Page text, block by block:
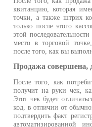
квитанцию, которая
точки, а также штрих
только после этого
этой
место в торговой
после того, как вы
Продажа совершена,
После того, как
получит на руки чек,
Этот чек будет
код, в отличии от
подтвердить факт
автоматизированной